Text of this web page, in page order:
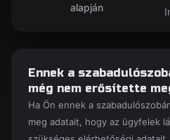
alapján
Ennek a
még nem erősítette
Ha Ön ennek a
meg adatait, hogy az ügyfelek